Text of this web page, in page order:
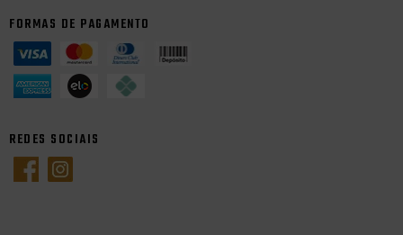
FORMAS DE PAGAMENTO
REDES SOCIAIS